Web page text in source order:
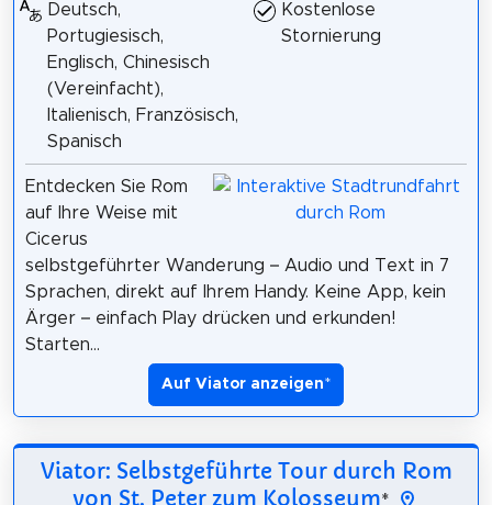
Deutsch,
Portugiesisch,
Englisch, Chinesisch
(Vereinfacht),
Italienisch, Französisch,
Spanisch
Kostenlose
Stornierung
Entdecken Sie Rom
auf Ihre Weise mit
Cicerus
selbstgeführter Wanderung – Audio und Text in 7
Sprachen, direkt auf Ihrem Handy. Keine App, kein
Ärger – einfach Play drücken und erkunden!
Starten...
Auf Viator anzeigen*
Viator: Selbstgeführte Tour durch Rom
von St. Peter zum Kolosseum*